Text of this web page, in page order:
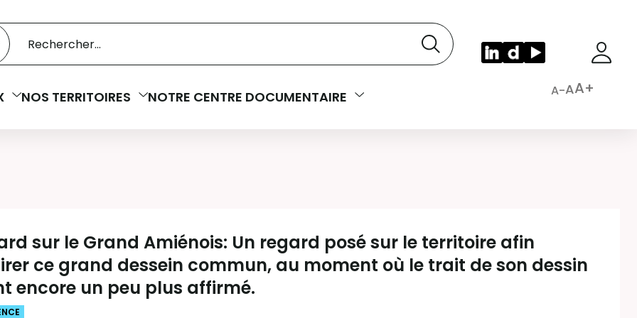
NOS TERRITOIRES NOTRE CENTRE DOCUMENTAIRE A-AA+
sur le Grand Amiénois: Un regard posé sur le territoire afin
ce grand dessein commun, au moment où le trait de son dessin
encore un peu plus affirmé.